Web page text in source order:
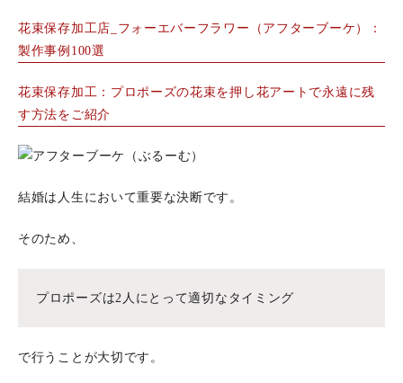
花束保存加工店_フォーエバーフラワー（アフターブーケ）：
製作事例100選
花束保存加工：プロポーズの花束を押し花アートで永遠に残
す方法をご紹介
結婚は人生において重要な決断です。
そのため、
プロポーズは2 人にとって適切なタイミング
で行うことが大切です。